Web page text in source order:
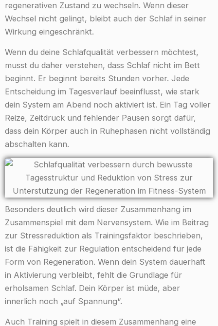
regenerativen Zustand zu wechseln. Wenn dieser
Wechsel nicht gelingt, bleibt auch der Schlaf in seiner
Wirkung eingeschränkt.
Wenn du deine Schlafqualität verbessern möchtest,
musst du daher verstehen, dass Schlaf nicht im Bett
beginnt. Er beginnt bereits Stunden vorher. Jede
Entscheidung im Tagesverlauf beeinflusst, wie stark
dein System am Abend noch aktiviert ist. Ein Tag voller
Reize, Zeitdruck und fehlender Pausen sorgt dafür,
dass dein Körper auch in Ruhephasen nicht vollständig
abschalten kann.
Besonders deutlich wird dieser Zusammenhang im
Zusammenspiel mit dem Nervensystem. Wie im Beitrag
zur Stressreduktion als Trainingsfaktor beschrieben,
ist die Fähigkeit zur Regulation entscheidend für jede
Form von Regeneration. Wenn dein System dauerhaft
in Aktivierung verbleibt, fehlt die Grundlage für
erholsamen Schlaf. Dein Körper ist müde, aber
innerlich noch „auf Spannung“.
Auch Training spielt in diesem Zusammenhang eine